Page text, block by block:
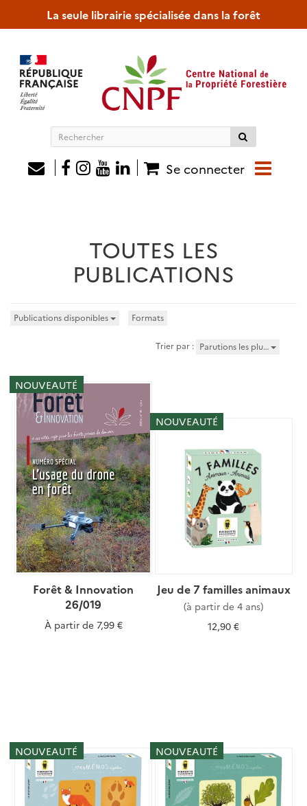
La seule librairie spécialisée dans la forêt
Rechercher
siteSe connecter
TOUTES LES
PUBLICATIONS
Publications disponibles Formats
Trier par : Parutions les plu…
NOUVEAUTÉ
Forêt & Innovation
26/019
À partir de 7,99 €
NOUVEAUTÉ
Jeu de 7 familles animaux
(à partir de 4 ans)
12,90 €
NOUVEAUTÉ NOUVEAUTÉ